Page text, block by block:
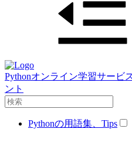
Pythonオンライン学習サービ
ント
Pythonの用語集、Tips